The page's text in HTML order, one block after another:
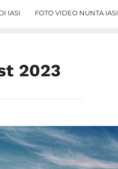
IASI FOTO VIDEO NUNTA IASI
2023